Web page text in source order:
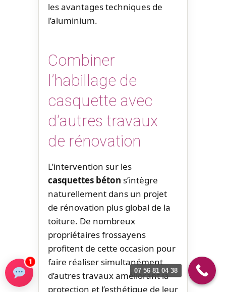
les avantages techniques de
l’aluminium.
Combiner
l’habillage de
casquette avec
d’autres travaux
de rénovation
L’intervention sur les
casquettes béton s’intègre
naturellement dans un projet
de rénovation plus global de la
toiture. De nombreux
propriétaires frossayens
profitent de cette occasion pour
faire réaliser simultanément
d’autres travaux améliorant la
protection et l’esthétique de leur
07 56 81 04 38
1